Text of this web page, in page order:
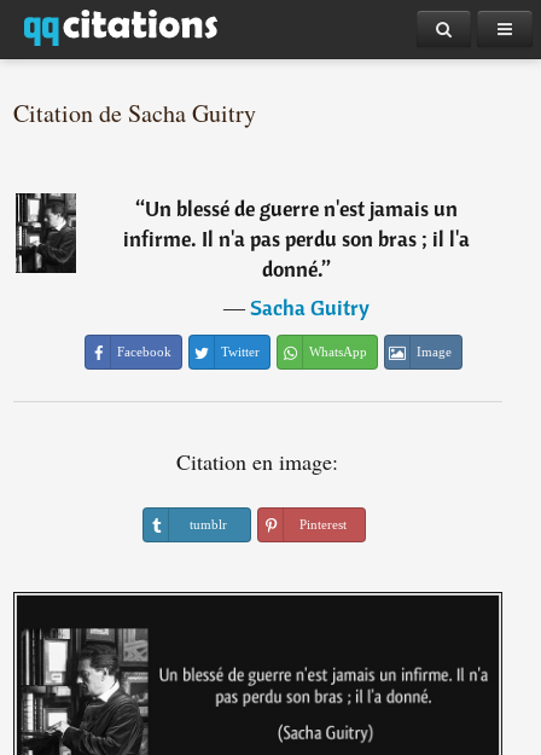
Citation de Sacha Guitry
“Un blessé de guerre n'est jamais un
infirme. Il n'a pas perdu son bras ; il l'a
donné.”
―Sacha Guitry
Facebook Twitter WhatsApp Image
Citation en image:
tumblr Pinterest